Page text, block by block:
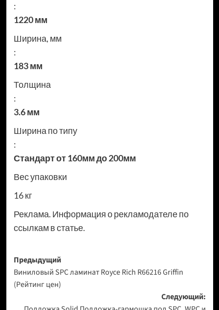
:
1220 мм
Ширина, мм
:
183 мм
Толщина
:
3.6 мм
Ширина по типу
:
Стандарт от 160мм до 200мм
Вес упаковки
16 кг
Реклама. Информация о рекламодателе по
ссылкам в статье.
Навигация
записи
Предыдущий
Виниловый SPC ламинат Royce Rich R66216 Griffin
(Рейтинг цен)
Следующий: